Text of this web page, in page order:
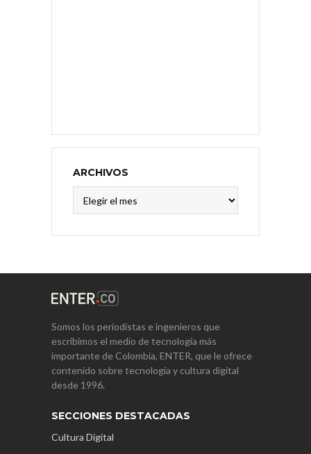
ARCHIVOS
Somos los periodistas e ingenieros que
escribimos el medio de tecnología más
importante de Colombia, ENTER, que le ofrece
contenido sobre tecnología y cultura digital
desde 1996.
SECCIONES DESTACADAS
Cultura Digital